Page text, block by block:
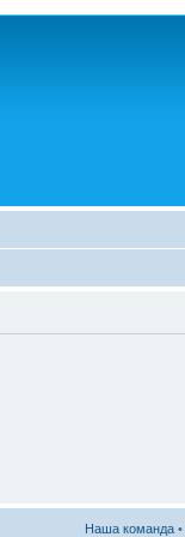
Наша команда •